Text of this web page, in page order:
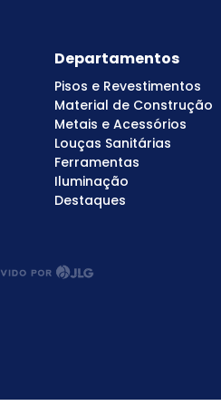
Departamentos
Pisos e Revestimentos
Material de Construção
Metais e Acessórios
Louças Sanitárias
Ferramentas
Iluminação
Destaques